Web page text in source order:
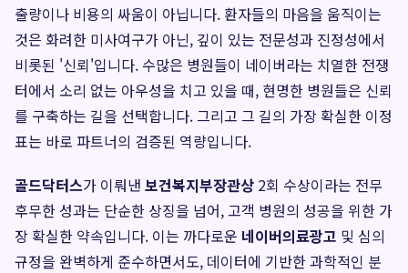
출량이나 비용의 싸움이 아닙니다. 환자들의 마음을 움직이는
것은 화려한 미사여구가 아닌, 깊이 있는 전문성과 진정성에서
비롯된 '신뢰'입니다. 수많은 병원들이 네이버라는 치열한 전쟁
터에서 소리 없는 아우성을 치고 있을 때, 현명한 병원들은 신뢰
를 구축하는 길을 선택합니다. 그리고 그 길의 가장 확실한 이정
표는 바로 파트너의 검증된 역량입니다.
골드닥터스가 이뤄낸 보건복지부장관상 2회 수상이라는 전무
후무한 성과는 단순한 상징을 넘어, 고객 병원의 성공을 위한 가
장 확실한 약속입니다. 이는 까다로운 네이버의료광고 및 심의
규정을 완벽하게 준수하면서도, 데이터에 기반한 과학적인 분